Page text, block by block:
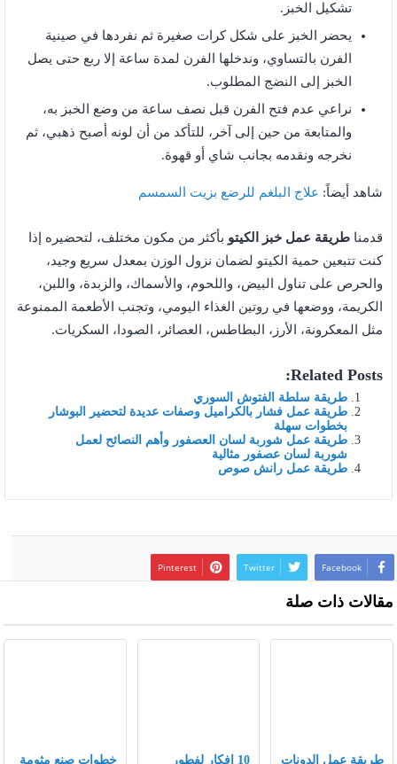
تشكيل الخبز.
يحضر الخبز على شكل كرات صغيرة ثم نفردها في صينية
الفرن بالتساوي، وندخلها الفرن لمدة ساعة إلا ربع حتى يصل
الخبز إلى النضج المطلوب.
نراعي عدم فتح الفرن قبل نصف ساعة من وضع الخبز به،
والمتابعة من حين إلى آخر، للتأكد من أن لونه أصبح ذهبي، ثم
نخرجه ونقدمه بجانب شاي أو قهوة.
شاهد أيضاً: علاج البلغم للرضع بزيت السمسم
قدمنا طريقة عمل خبز الكيتو بأكثر من مكون مختلف، لتحضيره إذا
كنت تتبعين حمية الكيتو لضمان نزول الوزن بمعدل سريع وجيد،
والحرص على تناول البيض، واللحوم، والأسماك، والزبدة، واللبن،
الكريمة، ووضعها في روتين الغذاء اليومي، وتجنب الأطعمة الممنوعة
مثل المعكرونة، الأرز، البطاطس، العصائر، الصودا، السكريات.
Related Posts:
طريقة سلطة الفتوش السوري
طريقة عمل فشار بالكراميل وصفات عديدة لتحضير البوشار
بخطوات سهلة
طريقة عمل شوربة لسان العصفور وأهم النصائح لعمل
شوربة لسان عصفور مثالية
طريقة عمل رانش صوص
Facebook
Twitter
Pinterest
مقالات ذات صلة
طريقة عمل الدونات 10 افكار لفطور خطوات صنع مثومة